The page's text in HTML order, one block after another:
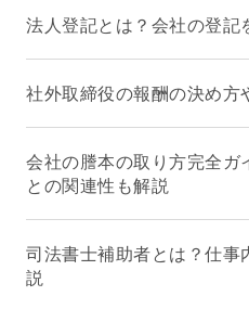
法人登記とは？会社の登記
社外取締役の報酬の決め方
会社の謄本の取り方完全ガ
との関連性も解説
司法書士補助者とは？仕事
説